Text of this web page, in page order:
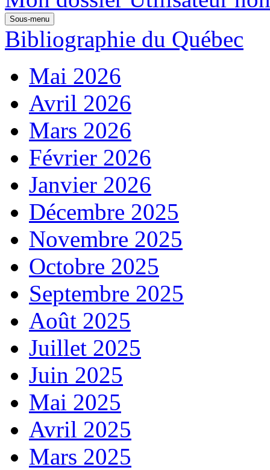
Sous-menu
Bibliographie du Québec
Mai 2026
Avril 2026
Mars 2026
Février 2026
Janvier 2026
Décembre 2025
Novembre 2025
Octobre 2025
Septembre 2025
Août 2025
Juillet 2025
Juin 2025
Mai 2025
Avril 2025
Mars 2025